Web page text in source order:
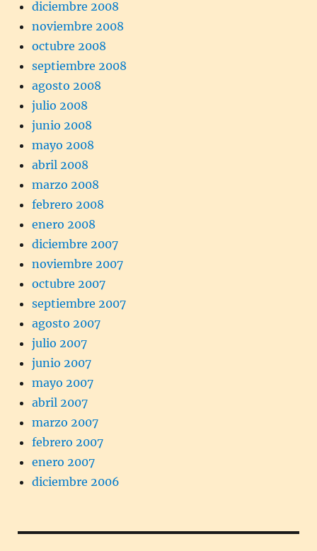
diciembre 2008
noviembre 2008
octubre 2008
septiembre 2008
agosto 2008
julio 2008
junio 2008
mayo 2008
abril 2008
marzo 2008
febrero 2008
enero 2008
diciembre 2007
noviembre 2007
octubre 2007
septiembre 2007
agosto 2007
julio 2007
junio 2007
mayo 2007
abril 2007
marzo 2007
febrero 2007
enero 2007
diciembre 2006